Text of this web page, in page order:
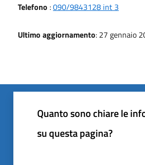
Telefono :090/9843128 int 3
Ultimo aggiornamento: 27 gennaio
Quanto sono chiare le
su questa pagina?